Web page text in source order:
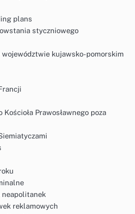
plans
styczniowego
województwie kujawsko-pomorskim
Prawosławnego poza
neapolitanek
reklamowych